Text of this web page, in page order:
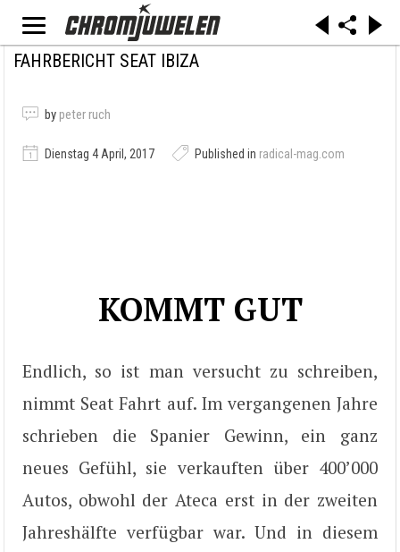
FAHRBERICHT SEAT IBIZA
by peter ruch
Dienstag 4 April, 2017 Published in radical-mag.com
KOMMT GUT
Endlich, so ist man versucht zu schreiben,
nimmt Seat Fahrt auf. Im vergangenen Jahre
schrieben die Spanier Gewinn, ein ganz
neues Gefühl, sie verkauften über 400’000
Autos, obwohl der Ateca erst in der zweiten
Jahreshälfte verfügbar war. Und in diesem